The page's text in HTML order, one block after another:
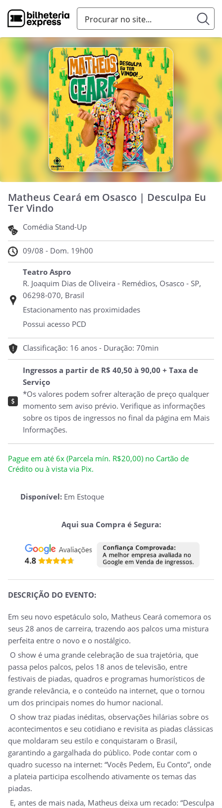
Matheus Ceará em Osasco | Desculpa Eu
Ter Vindo
Comédia Stand-Up
09/08 - Dom. 19h00
Teatro Aspro
R. Joaquim Dias de Oliveira - Remédios, Osasco - SP,
06298-070, Brasil
Estacionamento nas proximidades
Possui acesso PCD
Classificação: 16 anos - Duração: 70min
Ingressos a partir de R$ 40,50 à 90,00 + Taxa de
Serviço
*Os valores podem sofrer alteração de preço qualquer
momento sem aviso prévio. Verifique as informações
sobre os tipos de ingressos no final da página em Mais
Informações.
Pague em até 6x (Parcela mín. R$20,00) no Cartão de
Crédito ou à vista via Pix.
Disponível: Em Estoque
Aqui sua Compra é Segura:
DESCRIÇÃO DO EVENTO:
Em seu novo espetáculo solo, Matheus Ceará comemora os
seus 28 anos de carreira, trazendo aos palcos uma mistura
perfeita entre o novo e o nostálgico.
O show é uma grande celebração de sua trajetória, que
passa pelos palcos, pelos 18 anos de televisão, entre
festivais de piadas, quadros e programas humorísticos de
grande relevância, e o conteúdo na internet, que o tornou
um dos principais nomes do humor nacional.
O show traz piadas inéditas, observações hilárias sobre os
acontecimentos e seu cotidiano e revisita as piadas clássicas
que moldaram seu estilo e conquistaram o Brasil,
garantindo a gargalhada do público. Pode contar com o
quadro sucesso na internet: “Vocês Pedem, Eu Conto”, onde
a plateia participa escolhendo ativamente os temas das
piadas.
E, antes de mais nada, Matheus deixa um recado: “Desculpa